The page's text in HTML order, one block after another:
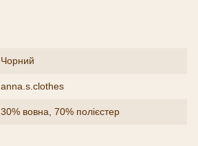
Чорний
anna.s.clothes
30% вовна, 70% полієстер